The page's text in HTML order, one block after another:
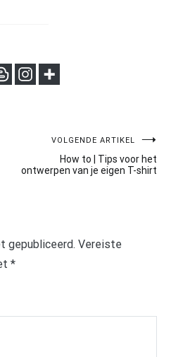
VOLGENDE ARTIKEL
How to | Tips voor het
ontwerpen van je eigen T-shirt
gepubliceerd. Vereiste
*